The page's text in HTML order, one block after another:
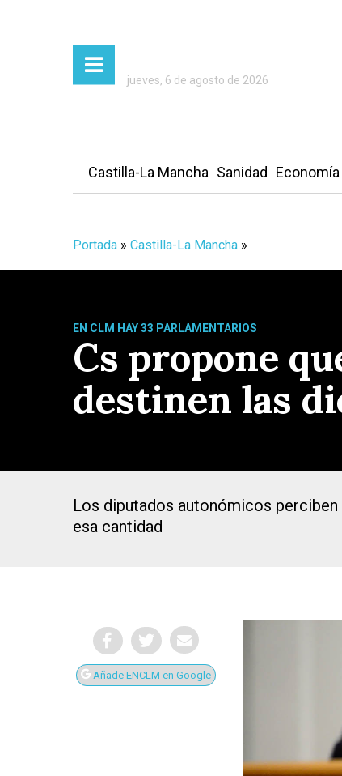
Presiona Intro para buscar o ESC para
jueves, 6 de agosto de 2026
Castilla-La Mancha Sanidad Economía
Portada » Castilla-La Mancha »
EN CLM HAY 33 PARLAMENTARIOS
Cs propone
destinen las
Los diputados autonómicos
esa cantidad
Añade ENCLM en Google